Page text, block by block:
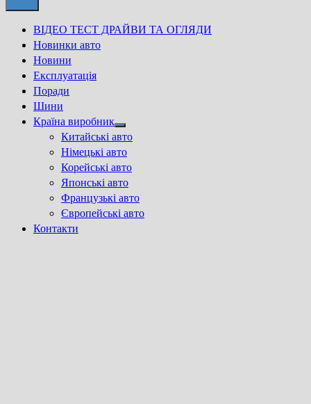
ВІДЕО ТЕСТ ДРАЙВИ ТА ОГЛЯДИ
Новинки авто
Новини
Експлуатація
Поради
Шини
Країна виробник
Show
sub
menu
Китайські авто
Німецькі авто
Корейські авто
Японські авто
Французькі авто
Європейські авто
Контакти